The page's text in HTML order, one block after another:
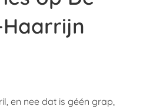
en nee dat is géén grap,